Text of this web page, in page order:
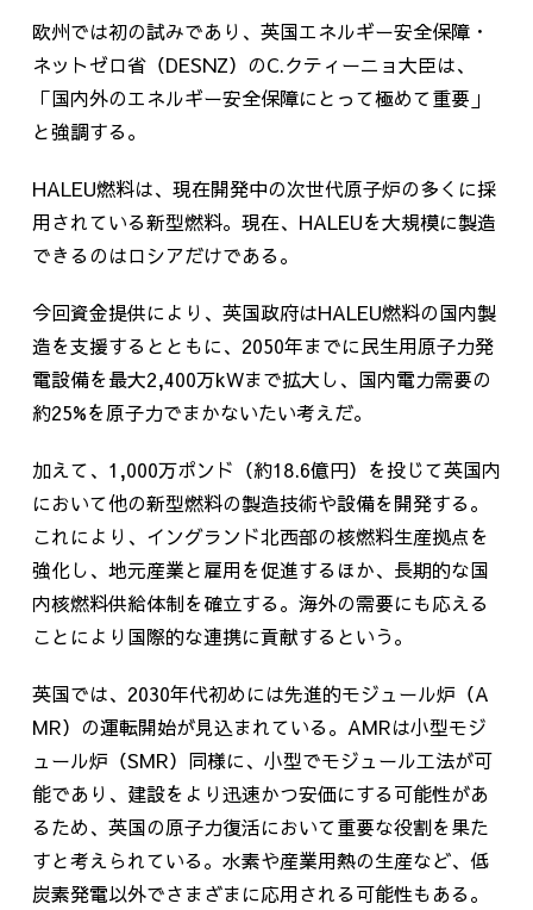
欧州では初の試みであり、英国エネルギー安全保障・
ネットゼロ省（DESNZ）のC.クティーニョ大臣は、
「国内外のエネルギー安全保障にとって極めて重要」
と強調する。
HALEU燃料は、現在開発中の次世代原子炉の多くに採
用されている新型燃料。現在、 HALEUを大規模に製造
できるのはロシアだけである。
今回資金提供により、英国政府はHALEU燃料の国内製
造を支援するとともに、 2050年までに民生用原子力発
電設備を最大2,400万kWまで拡大し、国内電力需要の
約25%を原子力でまかないたい考えだ。
加えて、 1,000万ポンド（約18.6億円）を投じて英国内
において他の新型燃料の製造技術や設備を開発する。
これにより、イングランド北西部の核燃料生産拠点を
強化し、地元産業と雇用を促進するほか、長期的な国
内核燃料供給体制を確立する。海外の需要にも応える
ことにより国際的な連携に貢献するという。
英国では、 2030年代初めには先進的モジュール炉（A
MR）の運転開始が見込まれている。 AMRは小型モジ
ュール炉（SMR）同様に、小型でモジュール工法が可
能であり、建設をより迅速かつ安価にする可能性があ
るため、英国の原子力復活において重要な役割を果た
すと考えられている。水素や産業用熱の生産など、低
炭素発電以外でさまざまに応用される可能性もある。